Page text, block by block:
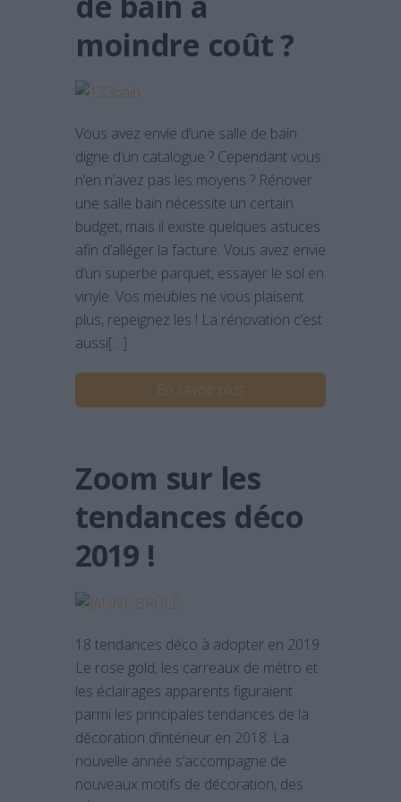
moindre coût ?
Vous avez envie d’une salle de bain
digne d’un catalogue ? Cependant vous
n’en n’avez pas les moyens ? Rénover
une salle bain nécessite un certain
budget, mais il existe quelques astuces
afin d’alléger la facture. Vous avez envie
d’un superbe parquet, essayer le sol en
vinyle. Vos meubles ne vous plaisent
plus, repeignez les ! La rénovation c’est
aussi[…]
En savoir plus
Zoom sur les
tendances déco
2019 !
18 tendances déco à adopter en 2019
Le rose gold, les carreaux de métro et
les éclairages apparents figuraient
parmi les principales tendances de la
décoration d’intérieur en 2018. La
nouvelle année s’accompagne de
nouveaux motifs de décoration, des